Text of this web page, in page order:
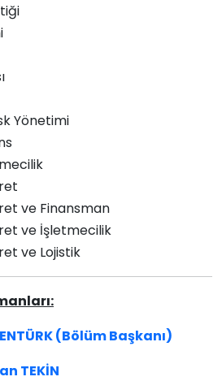
Yönetimi
ve Finansman
ve İşletmecilik
ve Lojistik
(Bölüm Başkanı)
TEKİN